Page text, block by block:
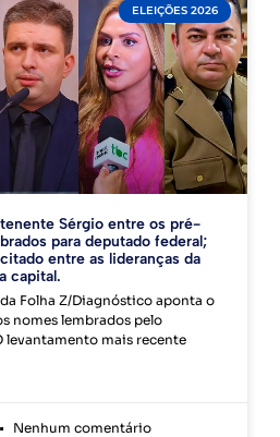
ELEIÇÕES 2026
Sérgio entre os pré-
para deputado federal;
entre as lideranças da
capital.
Folha Z/Diagnóstico aponta o
nomes lembrados pelo
levantamento mais recente
Nenhum comentário